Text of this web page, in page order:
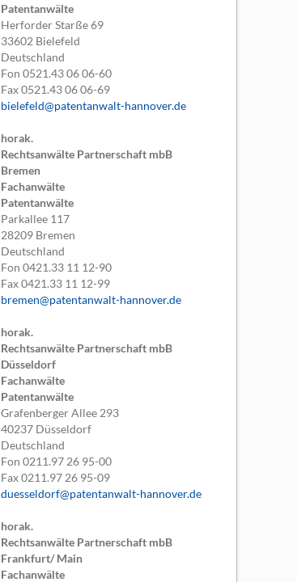
Patentanwälte
Herforder Starße 69
33602 Bielefeld
Deutschland
Fon0521.43 06 06-60
Fax0521.43 06 06-69
bielefeld@patentanwalt-hannover.de
horak.
Rechtsanwälte Partnerschaft mbB
Bremen
Fachanwälte
Patentanwälte
Parkallee 117
28209 Bremen
Deutschland
Fon0421.33 11 12-90
Fax0421.33 11 12-99
bremen@patentanwalt-hannover.de
horak.
Rechtsanwälte Partnerschaft mbB
Düsseldorf
Fachanwälte
Patentanwälte
Grafenberger Allee 293
40237 Düsseldorf
Deutschland
Fon0211.97 26 95-00
Fax0211.97 26 95-09
duesseldorf@patentanwalt-hannover.de
horak.
Rechtsanwälte Partnerschaft mbB
Frankfurt/ Main
Fachanwälte